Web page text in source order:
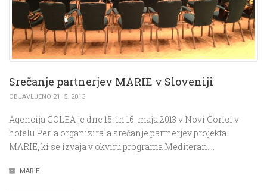
Srečanje partnerjev MARIE v Sloveniji
OBJAVLJENO 21. 5. 2013
Agencija GOLEA je dne 15. in 16. maja 2013 v Novi Gorici v
hotelu Perla organizirala srečanje partnerjev projekta
MARIE, ki se izvaja v okviru programa Mediteran….
MARIE